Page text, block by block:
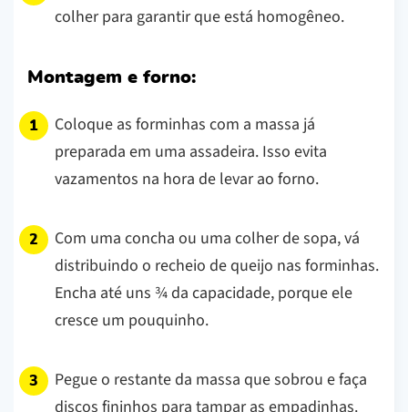
colher para garantir que está homogêneo.
Montagem e forno:
Coloque as forminhas com a massa já
preparada em uma assadeira. Isso evita
vazamentos na hora de levar ao forno.
Com uma concha ou uma colher de sopa, vá
distribuindo o recheio de queijo nas forminhas.
Encha até uns ¾ da capacidade, porque ele
cresce um pouquinho.
Pegue o restante da massa que sobrou e faça
discos fininhos para tampar as empadinhas.